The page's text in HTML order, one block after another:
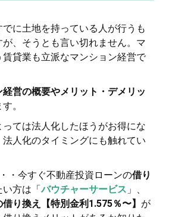
に土地を持っている人が行うも
、そうとも言い切れません。マ
貸業も立派なマンション経営で
経営の概要やメリット・デメリッ
。
ては法人化したほうがお得にな
人化のタイミングにも触れてい
・今すぐ不動産投資ローンの借り
い方は「バウチャーサービス 」、
り換え【特別金利1.575％〜】 が